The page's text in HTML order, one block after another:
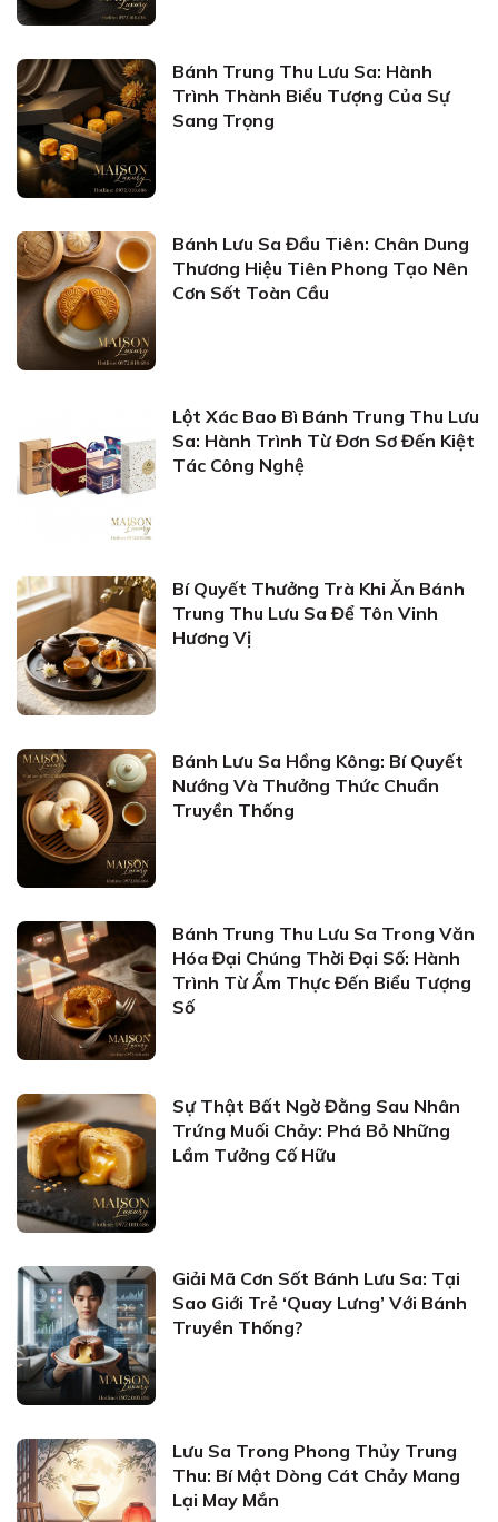
Bánh Trung Thu Lưu Sa: Hành
Trình Thành Biểu Tượng Của Sự
Sang Trọng
Bánh Lưu Sa Đầu Tiên: Chân Dung
Thương Hiệu Tiên Phong Tạo Nên
Cơn Sốt Toàn Cầu
Lột Xác Bao Bì Bánh Trung Thu Lưu
Sa: Hành Trình Từ Đơn Sơ Đến Kiệt
Tác Công Nghệ
Bí Quyết Thưởng Trà Khi Ăn Bánh
Trung Thu Lưu Sa Để Tôn Vinh
Hương Vị
Bánh Lưu Sa Hồng Kông: Bí Quyết
Nướng Và Thưởng Thức Chuẩn
Truyền Thống
Bánh Trung Thu Lưu Sa Trong Văn
Hóa Đại Chúng Thời Đại Số: Hành
Trình Từ Ẩm Thực Đến Biểu Tượng
Số
Sự Thật Bất Ngờ Đằng Sau Nhân
Trứng Muối Chảy: Phá Bỏ Những
Lầm Tưởng Cố Hữu
Giải Mã Cơn Sốt Bánh Lưu Sa: Tại
Sao Giới Trẻ ‘Quay Lưng’ Với Bánh
Truyền Thống?
Lưu Sa Trong Phong Thủy Trung
Thu: Bí Mật Dòng Cát Chảy Mang
Lại May Mắn